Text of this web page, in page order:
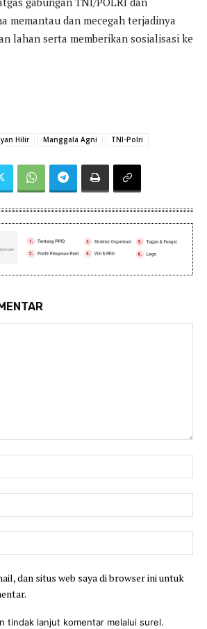
memantau dan mecegah terjadinya
lahan serta memberikan sosialisasi ke
Hilir Manggala Agni TNI-Polri
dan situs web saya di browser ini untuk
tindak lanjut komentar melalui surel.